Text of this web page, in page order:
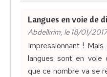
Langues en voie de
Abdelkrim, le 18/01/2017
Impressionnant !
langues sont en voie
que ce nombre va se